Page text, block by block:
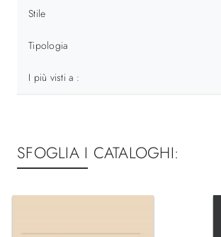
Stile
Tipologia
I più visti a :
SFOGLIA I CATALOGHI: